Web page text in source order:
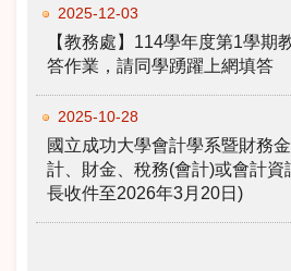
2025-12-03
【教務處】114學年度第1學期
答作業，請同學踴躍上網填答
2025-10-28
國立成功大學會計學系暨財務
計、財金、稅務(會計)或會計資
長收件至2026年3月20日)